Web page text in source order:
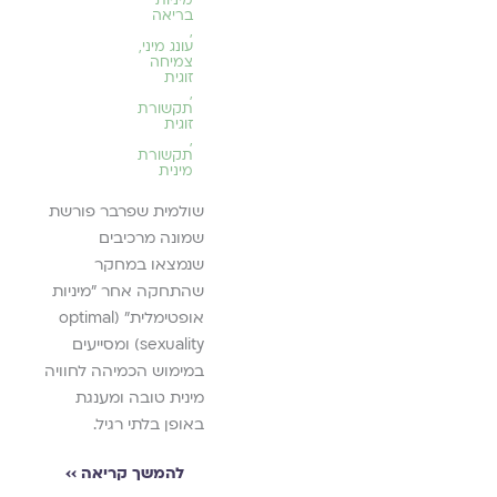
בריאה
עונג מיני,
צמיחה
זוגית
תקשורת
זוגית
תקשורת
מינית
שולמית שפרבר פורשת
שמונה מרכיבים
שנמצאו במחקר
שהתחקה אחר "מיניות
אופטימלית" (optimal
sexuality) ומסייעים
במימוש הכמיהה לחוויה
מינית טובה ומענגת
באופן בלתי רגיל.
להמשך קריאה ››